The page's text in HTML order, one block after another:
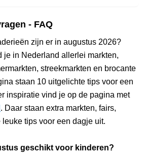
- FAQ
zijn er in augustus 2026?
je in Nederland allerlei markten,
streekmarkten en brocante
staan 10 uitgelichte tips voor een
inspiratie vind je op de pagina met
. Daar staan extra markten, fairs,
tips voor een dagje uit.
geschikt voor kinderen?